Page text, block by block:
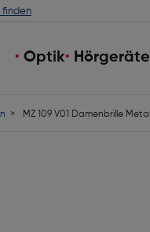
finden
Optik Hörgeräte
MZ 109 V01 Damenbrille Metall